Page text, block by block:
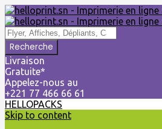
Livraison
Gratuite*
Appelez-nous au
+221 77 466 66 61
HELLOPACKS
Skip to content